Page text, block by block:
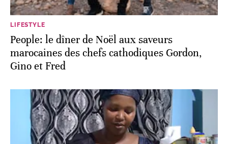
LIFESTYLE
People: le dîner de Noël aux saveurs
marocaines des chefs cathodiques Gordon,
Gino et Fred